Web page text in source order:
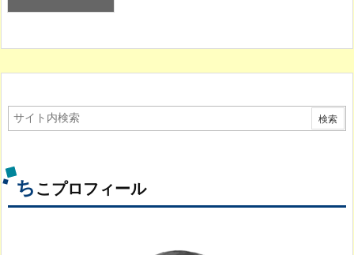
ち こプロフィール